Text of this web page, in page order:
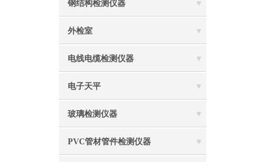
钢结构检测仪器
外检室
电线电缆检测仪器
电子天平
玻璃检测仪器
PVC管材管件检测仪器